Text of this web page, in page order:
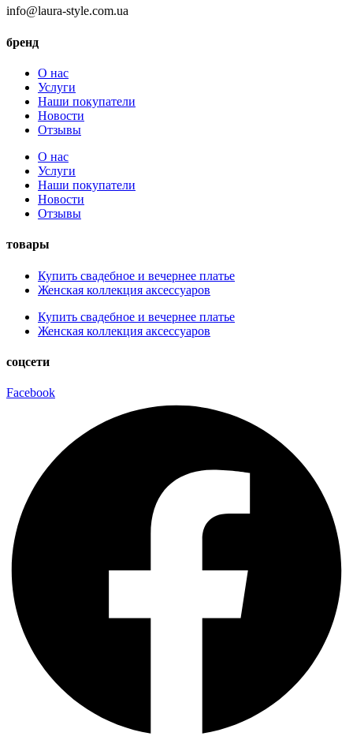
info@laura-style.com.ua
бренд
О нас
Услуги
Наши покупатели
Новости
Отзывы
О нас
Услуги
Наши покупатели
Новости
Отзывы
товары
Купить свадебное и вечернее платье
Женская коллекция аксессуаров
Купить свадебное и вечернее платье
Женская коллекция аксессуаров
соцсети
Facebook